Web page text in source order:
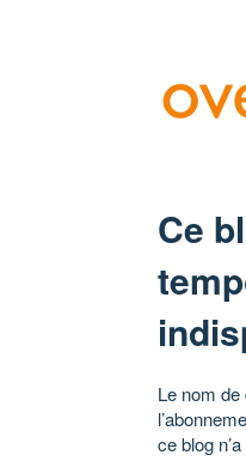
Ce
Le nom
ce blog